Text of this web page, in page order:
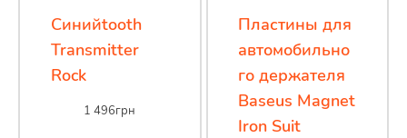
Синийtooth
Transmitter
Rock
1 496грн
Пластины для
автомобильно
го держателя
Baseus Magnet
Iron Suit